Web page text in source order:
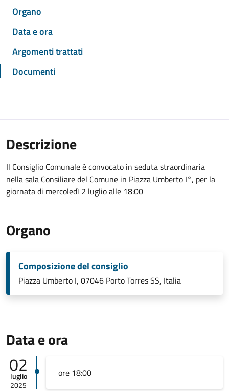
Organo
Data e ora
Argomenti trattati
Documenti
Descrizione
Il Consiglio Comunale è convocato in seduta straordinaria
nella sala Consiliare del Comune in Piazza Umberto I°, per la
giornata di mercoledì 2 luglio alle 18:00
Organo
Composizione del consiglio
Piazza Umberto I, 07046 Porto Torres SS, Italia
Data e ora
02
luglio
2025
ore 18:00